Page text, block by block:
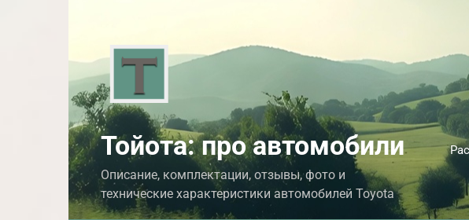
Тойота: про автомобили
Описание, комплектации, отзывы, фото и
технические характеристики автомобилей Toyota